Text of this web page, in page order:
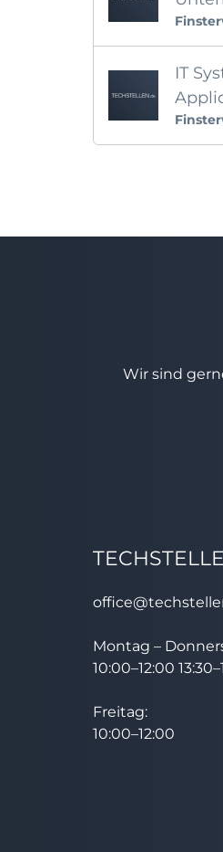
IT
Wir sind
Montag –
10:00–12:00
Freitag:
10:00–12:00